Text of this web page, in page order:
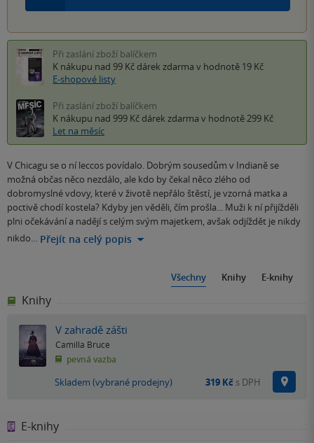
Při zaslání zboží balíčkem
K nákupu nad 99 Kč dárek zdarma v hodnotě 19 Kč
E-shopové listy
Při zaslání zboží balíčkem
K nákupu nad 999 Kč dárek zdarma v hodnotě 299 Kč
Let na měsíc
V Chicagu se o ní leccos povídalo. Dobrým sousedům v Indianě se
možná občas něco nezdálo, ale kdo by čekal něco zlého od
dobromyslné vdovy, které v životě nepřálo štěstí, je vzorná matka a
poctivě chodí kostela? Kdyby jen věděli, čím prošla... Muži k ní přijížděli
plni očekávání a nadějí s celým svým majetkem, avšak odjíždět je nikdy
nikdo… Přejít na celý popis
Všechny Knihy E-knihy
Knihy
V zahradě zášti
Camilla Bruce
pevná vazba
Skladem (vybrané prodejny) 319 Kč s DPH
E-knihy